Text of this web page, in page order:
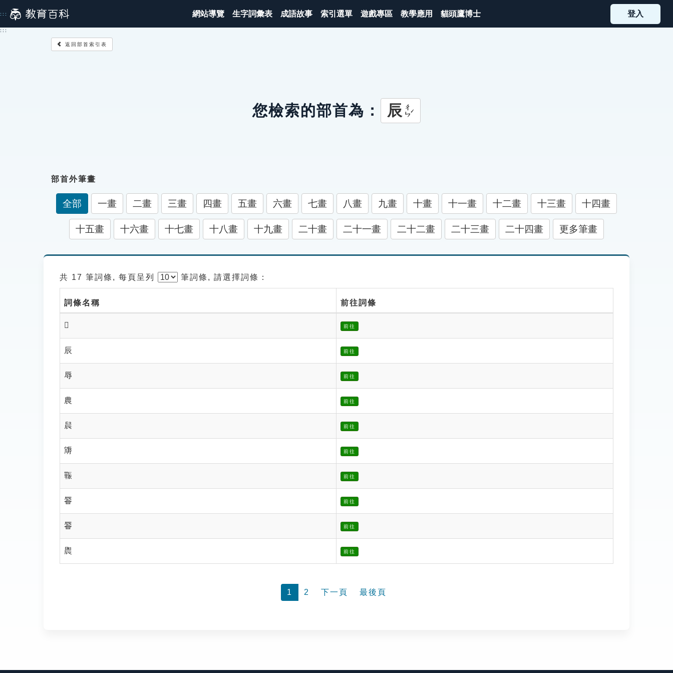
到
主
::: 網站導覽 生字詞彙表 成語故事 索引選單 遊戲專區 教學應用 貓頭鷹博士 登入
:::
返回部首索引表
您檢索的部首為： 辰 ㄔㄣˊ
部首外筆畫
全部 一畫 二畫 三畫 四畫 五畫 六畫 七畫 八畫 九畫 十畫 十一畫 十二畫 十三畫 十四畫
十五畫 十六畫 十七畫 十八畫 十九畫 二十畫 二十一畫 二十二畫 二十三畫 二十四畫 更多筆畫
共 17 筆詞條, 每頁呈列 筆詞條, 請選擇詞條：
詞條名稱 前往詞條
𠂮 前往
辰 前往
辱 前往
農 前往
䢅 前往
䢇 前往
辴 前往
䢈 前往
䢈 前往
䢉 前往
1 2 下一頁 最後頁